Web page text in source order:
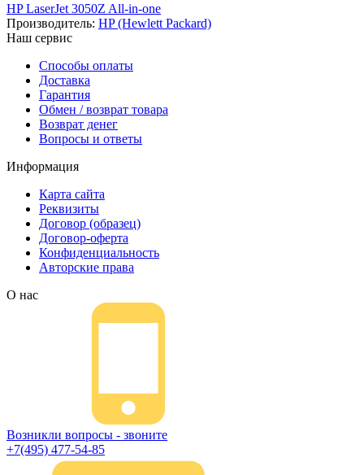
HP LaserJet 3050Z All-in-one
Производитель: HP (Hewlett Packard)
Наш сервис
Способы оплаты
Доставка
Гарантия
Обмен / возврат товара
Возврат денег
Вопросы и ответы
Информация
Карта сайта
Реквизиты
Договор (образец)
Договор-оферта
Конфиденциальность
Авторские права
О нас
Возникли вопросы - звоните
+7(495) 477-54-85